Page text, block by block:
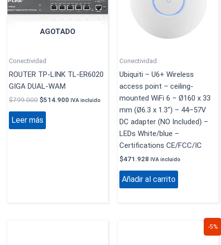
AGOTADO
Conectividad
ROUTER TP-LINK TL-ER6020
GIGA DUAL-WAM
$799.000 $514.900 IVA incluido
Leer más
Conectividad
Ubiquiti – U6+ Wireless
access point – ceiling-
mounted WiFi 6 – Ø160 x 33
mm (Ø6.3 x 1.3″) – 44–57V
DC adapter (NO Included) –
LEDs White/blue –
Certifications CE/FCC/IC
$471.928 IVA incluido
Añadir al carrito
-5%